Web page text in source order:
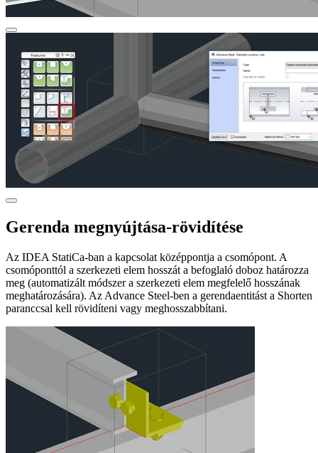
Gerenda megnyújtása-rövidítése
Az IDEA StatiCa-ban a kapcsolat középpontja a csomópont. A
csomóponttól a szerkezeti elem hosszát a befoglaló doboz határozza
meg (automatizált módszer a szerkezeti elem megfelelő hosszának
meghatározására). Az Advance Steel-ben a gerendaentitást a Shorten
paranccsal kell rövidíteni vagy meghosszabbítani.